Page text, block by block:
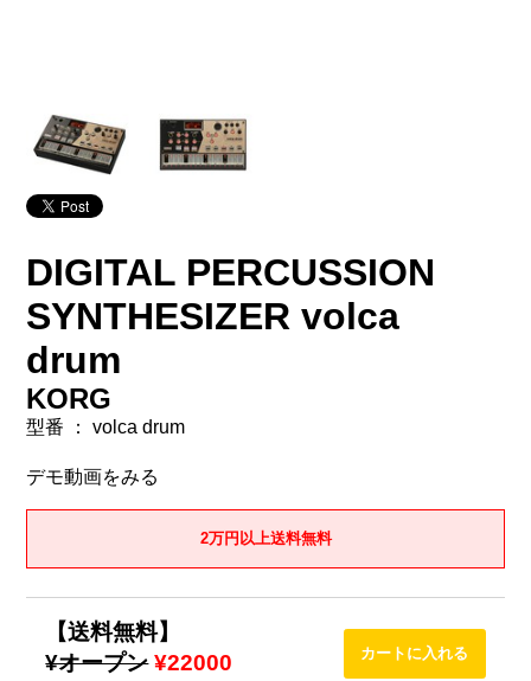
DIGITAL PERCUSSION
SYNTHESIZER volca
drum
KORG
型番 ： volca drum
デモ動画をみる
2万円以上送料無料
【送料無料】
¥オープン ¥22000